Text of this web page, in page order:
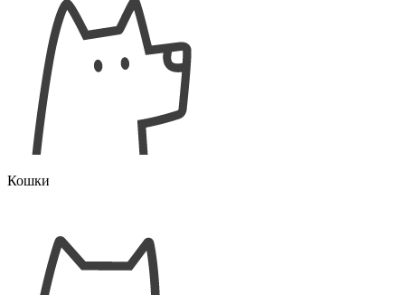
Кошки